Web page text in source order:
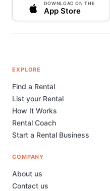
DOWNLOAD ON THE
App Store
EXPLORE
Find a Rental
List your Rental
How It Works
Rental Coach
Start a Rental Business
COMPANY
About us
Contact us